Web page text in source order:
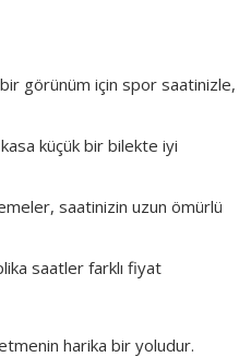
bir görünüm için spor saatinizle,
kasa küçük bir bilekte iyi
saatinizin uzun ömürlü
saatler farklı fiyat
harika bir yoludur.